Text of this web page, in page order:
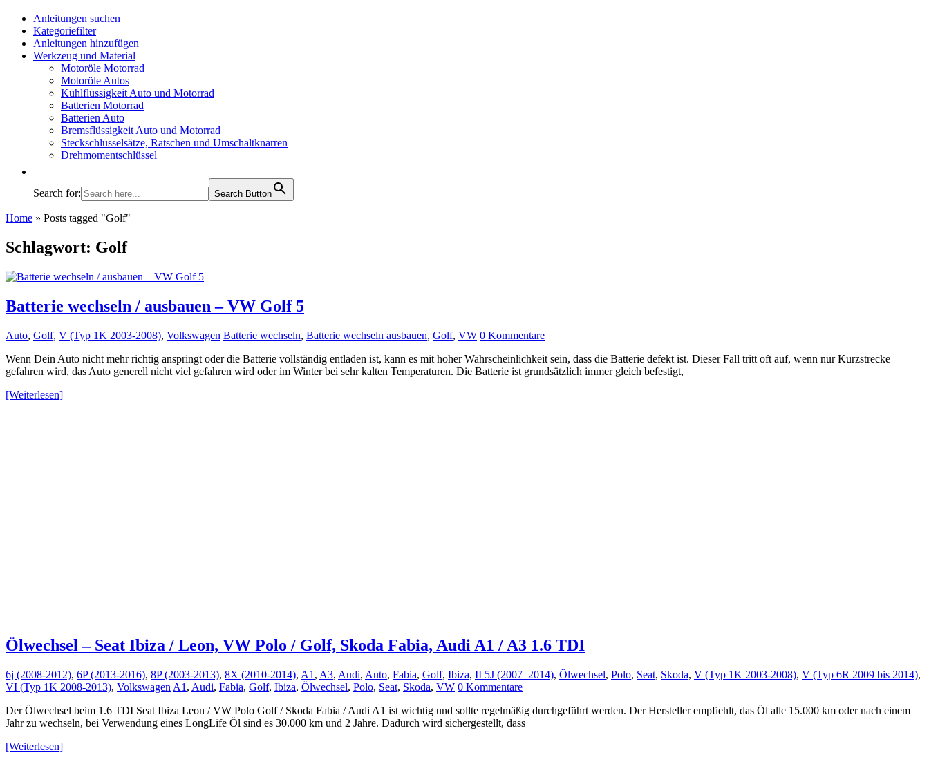
Anleitungen suchen
Kategoriefilter
Anleitungen hinzufügen
Werkzeug und Material
Motoröle Motorrad
Motoröle Autos
Kühlflüssigkeit Auto und Motorrad
Batterien Motorrad
Batterien Auto
Bremsflüssigkeit Auto und Motorrad
Steckschlüsselsätze, Ratschen und Umschaltknarren
Drehmomentschlüssel
Search for: Search Button
Home » Posts tagged "Golf"
Schlagwort: Golf
Batterie wechseln / ausbauen – VW Golf 5
Auto, Golf, V (Typ 1K 2003-2008), Volkswagen Batterie wechseln, Batterie wechseln ausbauen, Golf, VW 0 Kommentare
Wenn Dein Auto nicht mehr richtig anspringt oder die Batterie vollständig entladen ist, kann es mit hoher Wahrscheinlichkeit sein, dass die Batterie defekt ist. Dieser Fall tritt oft auf, wenn nur Kurzstrecke
gefahren wird, das Auto generell nicht viel gefahren wird oder im Winter bei sehr kalten Temperaturen. Die Batterie ist grundsätzlich immer gleich befestigt,
[Weiterlesen]
Ölwechsel – Seat Ibiza / Leon, VW Polo / Golf, Skoda Fabia, Audi A1 / A3 1.6 TDI
6j (2008-2012), 6P (2013-2016), 8P (2003-2013), 8X (2010-2014), A1 , A3, Audi, Auto, Fabia, Golf, Ibiza, II 5J (2007–2014), Ölwechsel, Polo, Seat, Skoda, V (Typ 1K 2003-2008), V (Typ 6R 2009 bis 2014),
VI (Typ 1K 2008-2013), Volkswagen A1 , Audi, Fabia, Golf, Ibiza, Ölwechsel, Polo, Seat, Skoda, VW 0 Kommentare
Der Ölwechsel beim 1.6 TDI Seat Ibiza Leon / VW Polo Golf / Skoda Fabia / Audi A1 ist wichtig und sollte regelmäßig durchgeführt werden. Der Hersteller empfiehlt, das Öl alle 15.000 km oder nach einem
Jahr zu wechseln, bei Verwendung eines LongLife Öl sind es 30.000 km und 2 Jahre. Dadurch wird sichergestellt, dass
[Weiterlesen]